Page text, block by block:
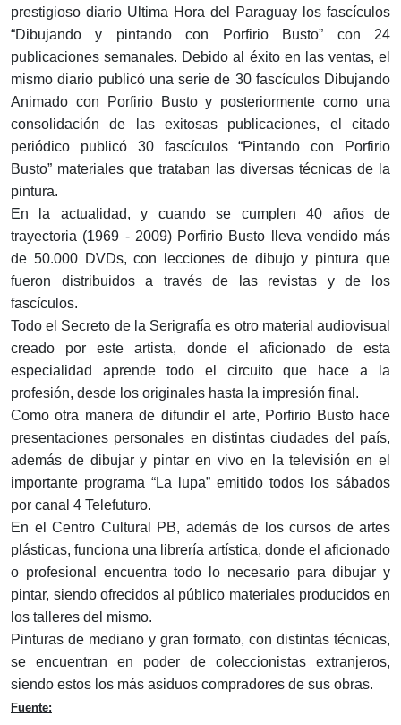
prestigioso diario Ultima Hora del Paraguay los fascículos
“Dibujando y pintando con Porfirio Busto” con 24
publicaciones semanales. Debido al éxito en las ventas, el
mismo diario publicó una serie de 30 fascículos Dibujando
Animado con Porfirio Busto y posteriormente como una
consolidación de las exitosas publicaciones, el citado
periódico publicó 30 fascículos “Pintando con Porfirio
Busto” materiales que trataban las diversas técnicas de la
pintura.
En la actualidad, y cuando se cumplen 40 años de
trayectoria (1969 - 2009) Porfirio Busto lleva vendido más
de 50.000 DVDs, con lecciones de dibujo y pintura que
fueron distribuidos a través de las revistas y de los
fascículos.
Todo el Secreto de la Serigrafía es otro material audiovisual
creado por este artista, donde el aficionado de esta
especialidad aprende todo el circuito que hace a la
profesión, desde los originales hasta la impresión final.
Como otra manera de difundir el arte, Porfirio Busto hace
presentaciones personales en distintas ciudades del país,
además de dibujar y pintar en vivo en la televisión en el
importante programa “La lupa” emitido todos los sábados
por canal 4 Telefuturo.
En el Centro Cultural PB, además de los cursos de artes
plásticas, funciona una librería artística, donde el aficionado
o profesional encuentra todo lo necesario para dibujar y
pintar, siendo ofrecidos al público materiales producidos en
los talleres del mismo.
Pinturas de mediano y gran formato, con distintas técnicas,
se encuentran en poder de coleccionistas extranjeros,
siendo estos los más asiduos compradores de sus obras.
Fuente: